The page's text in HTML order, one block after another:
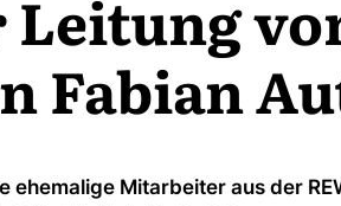
Fabian
ehemalige Mitarbeiter aus der